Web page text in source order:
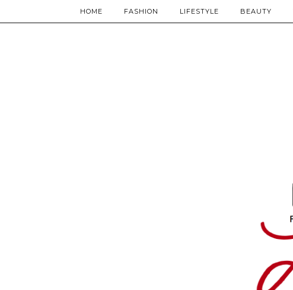
HOME FASHION LIFESTYLE BEAUTY